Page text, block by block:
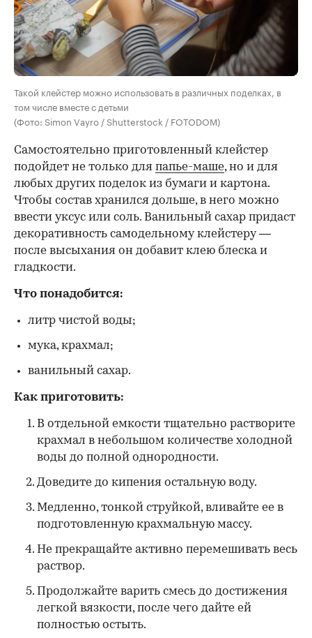
Такой клейстер можно использовать в различных поделках, в
том числе вместе с детьми
(Фото: Simon Vayro / Shutterstock / FOTODOM)
Самостоятельно приготовленный клейстер
подойдет не только для папье-маше, но и для
любых других поделок из бумаги и картона.
Чтобы состав хранился дольше, в него можно
ввести уксус или соль. Ванильный сахар придаст
декоративность самодельному клейстеру —
после высыхания он добавит клею блеска и
гладкости.
Что понадобится:
литр чистой воды;
мука, крахмал;
ванильный сахар.
Как приготовить:
В отдельной емкости тщательно растворите
крахмал в небольшом количестве холодной
воды до полной однородности.
Доведите до кипения остальную воду.
Медленно, тонкой струйкой, вливайте ее в
подготовленную крахмальную массу.
Не прекращайте активно перемешивать весь
раствор.
Продолжайте варить смесь до достижения
легкой вязкости, после чего дайте ей
полностью остыть.